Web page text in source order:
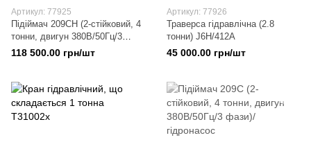
Артикул: 77925
Підіймач 209CH (2-стійковий, 4
тонни, двигун 380В/50Гц/3
фази)/гідронасос
118 500.00 грн/шт
Артикул: 77926
Траверса гідравлiчна (2.8
тонни) J6Н/412А
45 000.00 грн/шт